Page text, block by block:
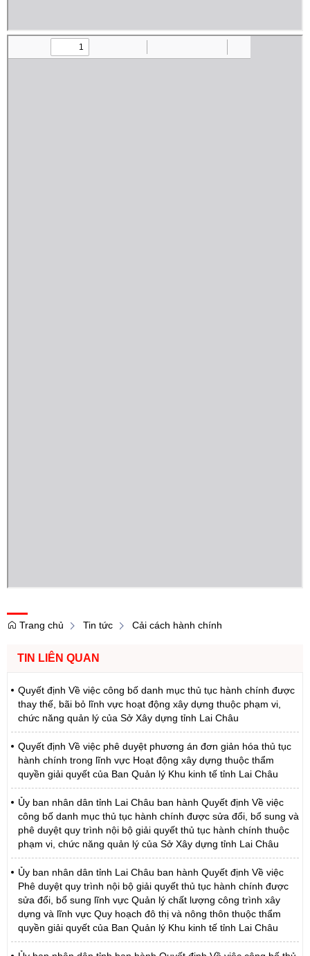
Trang chủ Tin tức Cải cách hành chính
TIN LIÊN QUAN
Quyết định Về việc công bố danh mục thủ tục hành chính được
thay thế, bãi bỏ lĩnh vực hoạt động xây dựng thuộc phạm vi,
chức năng quản lý của Sở Xây dựng tỉnh Lai Châu
Quyết định Về việc phê duyệt phương án đơn giản hóa thủ tục
hành chính trong lĩnh vực Hoạt động xây dựng thuộc thẩm
quyền giải quyết của Ban Quản lý Khu kinh tế tỉnh Lai Châu
Ủy ban nhân dân tỉnh Lai Châu ban hành Quyết định Về việc
công bố danh mục thủ tục hành chính được sửa đổi, bổ sung và
phê duyệt quy trình nội bộ giải quyết thủ tục hành chính thuộc
phạm vi, chức năng quản lý của Sở Xây dựng tỉnh Lai Châu
Ủy ban nhân dân tỉnh Lai Châu ban hành Quyết định Về việc
Phê duyệt quy trình nội bộ giải quyết thủ tục hành chính được
sửa đổi, bổ sung lĩnh vực Quản lý chất lượng công trình xây
dựng và lĩnh vực Quy hoạch đô thị và nông thôn thuộc thẩm
quyền giải quyết của Ban Quản lý Khu kinh tế tỉnh Lai Châu